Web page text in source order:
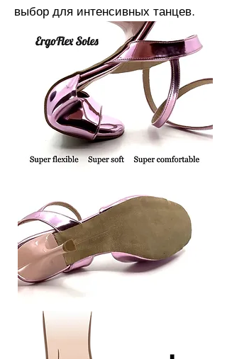
выбор для интенсивных танцев.